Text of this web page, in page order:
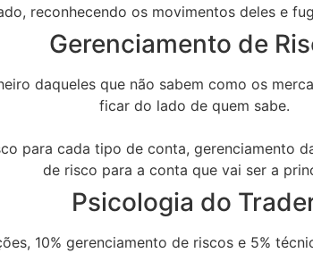
reconhecendo os movimentos deles e
Gerenciamento de
daqueles que não sabem como os
ficar do lado de quem sabe.
para cada tipo de conta, gerenciamento
de risco para a conta que vai ser a
Psicologia do
10% gerenciamento de riscos e 5%